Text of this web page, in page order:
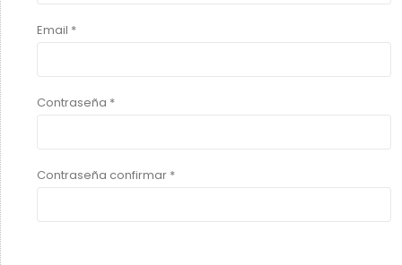
Email *
Contraseña *
Contraseña confirmar *